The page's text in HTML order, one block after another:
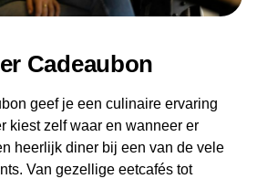
Cadeaubon
geef je een culinaire ervaring
kiest zelf waar en wanneer er
heerlijk diner bij een van de vele
Van gezellige eetcafés tot